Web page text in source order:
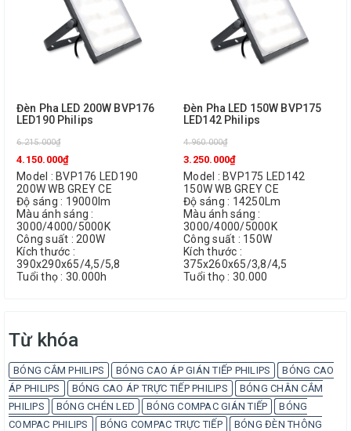
Đèn Pha LED 200W BVP176
LED190 Philips
6.215.000₫
4.150.000₫
Model : BVP176 LED190
200W WB GREY CE
Độ sáng : 19000lm
Màu ánh sáng :
3000/4000/5000K
Công suất : 200W
Kích thước :
390x290x65/4,5/5,8
Tuổi thọ : 30.000h
Đèn Pha LED 150W BVP175
LED142 Philips
4.960.000₫
3.250.000₫
Model : BVP175 LED142
150W WB GREY CE
Độ sáng : 14250Lm
Màu ánh sáng :
3000/4000/5000K
Công suất : 150W
Kích thước :
375x260x65/3,8/4,5
Tuổi thọ : 30.000
Từ khóa
BÓNG CẮM PHILIPS BÓNG CAO ÁP GIÁN TIẾP PHILIPS
BÓNG CAO
ÁP PHILIPS
BÓNG CAO ÁP TRỰC TIẾP PHILIPS
BÓNG CHÂN CẮM
PHILIPS
BÓNG CHÉN LED BÓNG COMPAC GIÁN TIẾP
BÓNG
COMPAC PHILIPS
BÓNG COMPAC TRỰC TIẾP
BÓNG ĐÈN THÔNG